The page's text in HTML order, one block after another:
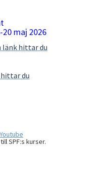
2026
länk hittar du
hittar du
SPF:s kurser.